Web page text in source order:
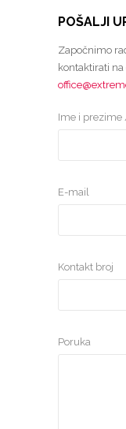
POŠALJI
Započnimo
kontaktirati na
Ime i
E-mail
Kontakt broj
Poruka